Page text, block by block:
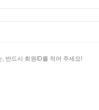
반드시 회원ID를 적어 주세요!